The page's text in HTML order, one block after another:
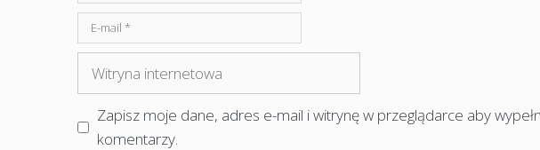
mail
Witryna
internetowa
Zapisz moje dane, adres e-mail i witrynę w przeglądarce aby
komentarzy.